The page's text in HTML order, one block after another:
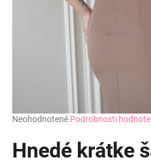
Priemerné
produktu
je
Neohodnotené Podrobnosti
Hnedé krátke